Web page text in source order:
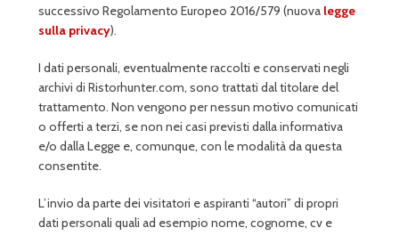
successivo Regolamento Europeo 2016/579 (nuova legge
sulla privacy).
I dati personali, eventualmente raccolti e conservati negli
archivi di Ristorhunter.com, sono trattati dal titolare del
trattamento. Non vengono per nessun motivo comunicati
o offerti a terzi, se non nei casi previsti dalla informativa
e/o dalla Legge e, comunque, con le modalità da questa
consentite.
L’invio da parte dei visitatori e aspiranti “autori” di propri
dati personali quali ad esempio nome, cognome, cv e